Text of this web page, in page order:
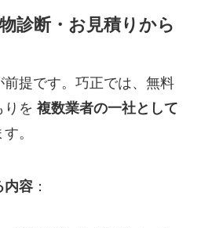
診断・お見積りから
提です。巧正では、無料
りを 複数業者の一社として
。
内容：